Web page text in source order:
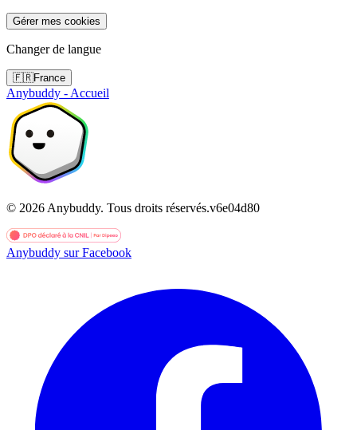
Gérer mes cookies
Changer de langue
🇫🇷France
Anybuddy - Accueil
© 2026 Anybuddy. Tous droits réservés.v6e04d80
Anybuddy sur Facebook